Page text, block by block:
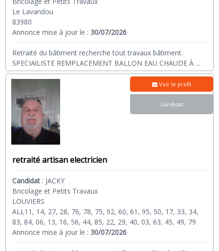
Le Lavandou
83980
Annonce mise à jour le :30/07/2026
Retraité du bâtiment recherche tout travaux bâtiment.
SPECIAlLISTE REMPLACEMENT BALLON EAU CHAUDE À ...
retraité artisan electricien
Candidat : JACKY
Bricolage et Petits Travaux
LOUVIERS
ALL11, 14, 27, 28, 76, 78, 75, 92, 60, 61, 95, 50, 17, 33, 34,
83, 84, 06, 13, 16, 56, 44, 85, 22, 29, 40, 03, 63, 45, 49, 79
Annonce mise à jour le :30/07/2026
Voir le profil
Candidat